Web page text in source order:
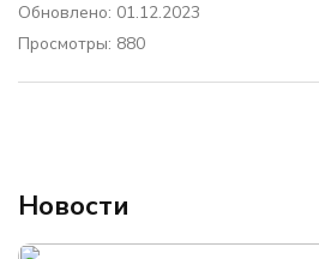
Обновлено: 01.12.2023
Просмотры: 880
Новости